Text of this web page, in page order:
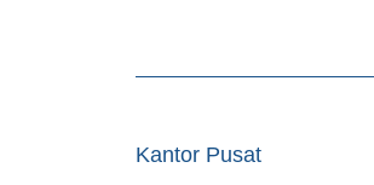
Kantor Pusat